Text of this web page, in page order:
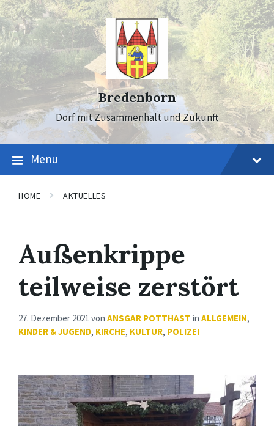
Skip
to
content
Skip
to
main
navigation
Skip
to
footer
Bredenborn
Dorf mit Zusammenhalt und Zukunft
Menu
HOME AKTUELLES
Außenkrippe
teilweise zerstört
27. Dezember 2021 von ANSGAR POTTHAST in ALLGEMEIN,
KINDER & JUGEND, KIRCHE, KULTUR, POLIZEI